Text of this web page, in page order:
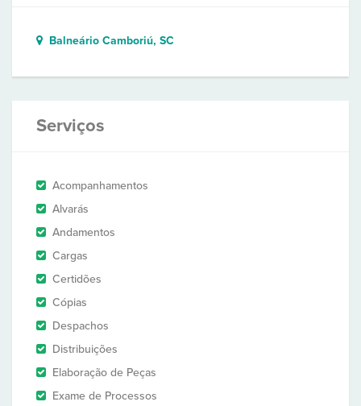
Balneário Camboriú, SC
Serviços
Acompanhamentos
Alvarás
Andamentos
Cargas
Certidões
Cópias
Despachos
Distribuições
Elaboração de Peças
Exame de Processos